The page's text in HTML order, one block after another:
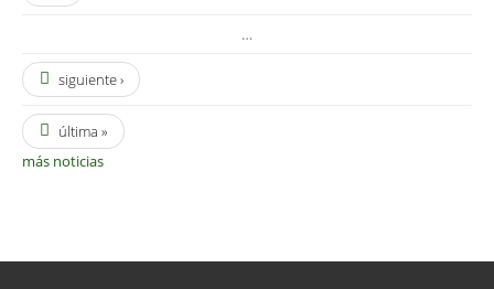
…
siguiente ›
última »
más noticias